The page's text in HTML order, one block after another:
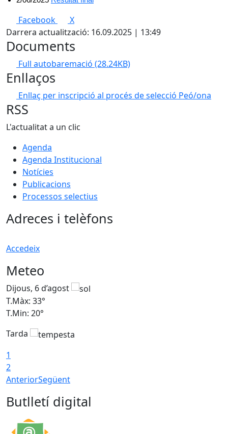
Facebook
X
Darrera actualització: 16.09.2025 | 13:49
Documents
Full autobaremació (28.24KB)
Enllaços
Enllaç per inscripció al procés de selecció Peó/ona
RSS
L'actualitat a un clic
Agenda
Agenda Institucional
Notícies
Publicacions
Processos selectius
Adreces i telèfons
Accedeix
Meteo
Dijous, 6 d’agost
T.Màx: 33°
T.Min: 20°
Tarda
1
2
AnteriorSegüent
Butlletí digital